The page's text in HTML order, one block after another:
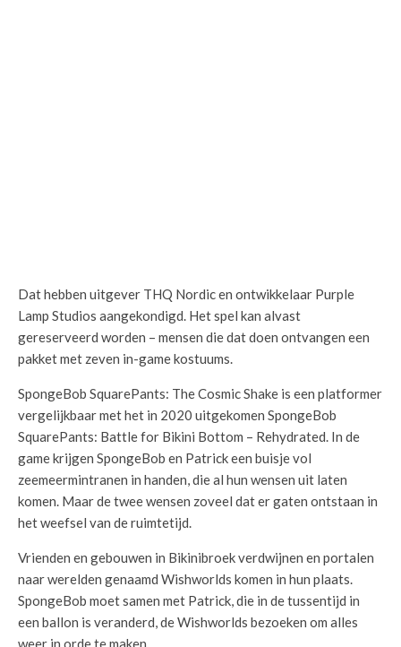
Dat hebben uitgever THQ Nordic en ontwikkelaar Purple
Lamp Studios aangekondigd. Het spel kan alvast
gereserveerd worden – mensen die dat doen ontvangen een
pakket met zeven in-game kostuums.
SpongeBob SquarePants: The Cosmic Shake is een platformer
vergelijkbaar met het in 2020 uitgekomen SpongeBob
SquarePants: Battle for Bikini Bottom – Rehydrated. In de
game krijgen SpongeBob en Patrick een buisje vol
zeemeermintranen in handen, die al hun wensen uit laten
komen. Maar de twee wensen zoveel dat er gaten ontstaan in
het weefsel van de ruimtetijd.
Vrienden en gebouwen in Bikinibroek verdwijnen en portalen
naar werelden genaamd Wishworlds komen in hun plaats.
SpongeBob moet samen met Patrick, die in de tussentijd in
een ballon is veranderd, de Wishworlds bezoeken om alles
weer in orde te maken.